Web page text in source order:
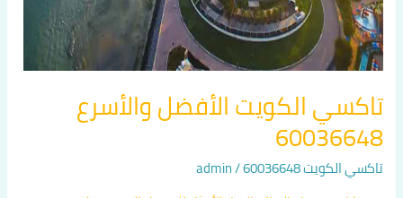
تاكسي الكويت الأفضل والأسرع
60036648
تاكسي الكويت 60036648 /
admin